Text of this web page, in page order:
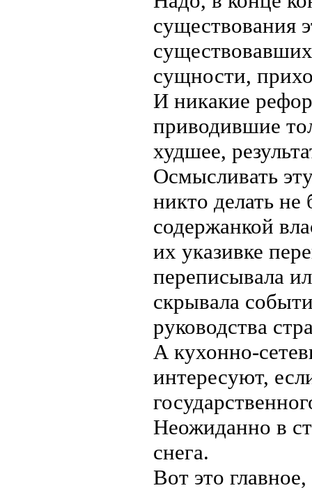
существования
сущности,
И никакие
приводившие
худшее,
Осмысливать
никто делать
содержанкой
их указивке
переписывала
скрывала
руководства
А кухонно-
интересуют,
Неожиданно в
снега.
Вот это